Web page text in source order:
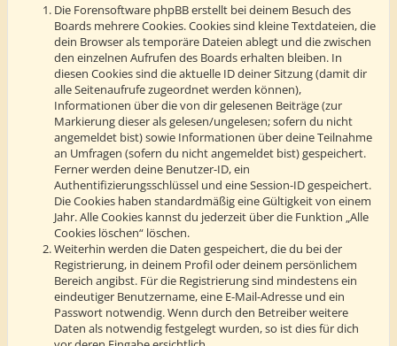
Die Forensoftware phpBB erstellt bei deinem Besuch des
Boards mehrere Cookies. Cookies sind kleine Textdateien, die
dein Browser als temporäre Dateien ablegt und die zwischen
den einzelnen Aufrufen des Boards erhalten bleiben. In
diesen Cookies sind die aktuelle ID deiner Sitzung (damit dir
alle Seitenaufrufe zugeordnet werden können),
Informationen über die von dir gelesenen Beiträge (zur
Markierung dieser als gelesen/ungelesen; sofern du nicht
angemeldet bist) sowie Informationen über deine Teilnahme
an Umfragen (sofern du nicht angemeldet bist) gespeichert.
Ferner werden deine Benutzer-ID, ein
Authentifizierungsschlüssel und eine Session-ID gespeichert.
Die Cookies haben standardmäßig eine Gültigkeit von einem
Jahr. Alle Cookies kannst du jederzeit über die Funktion „Alle
Cookies löschen“ löschen.
Weiterhin werden die Daten gespeichert, die du bei der
Registrierung, in deinem Profil oder deinem persönlichem
Bereich angibst. Für die Registrierung sind mindestens ein
eindeutiger Benutzername, eine E-Mail-Adresse und ein
Passwort notwendig. Wenn durch den Betreiber weitere
Daten als notwendig festgelegt wurden, so ist dies für dich